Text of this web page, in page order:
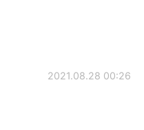
2021.08.28 00:26